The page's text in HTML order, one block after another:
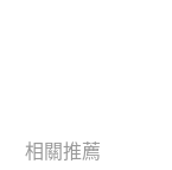
相關推薦